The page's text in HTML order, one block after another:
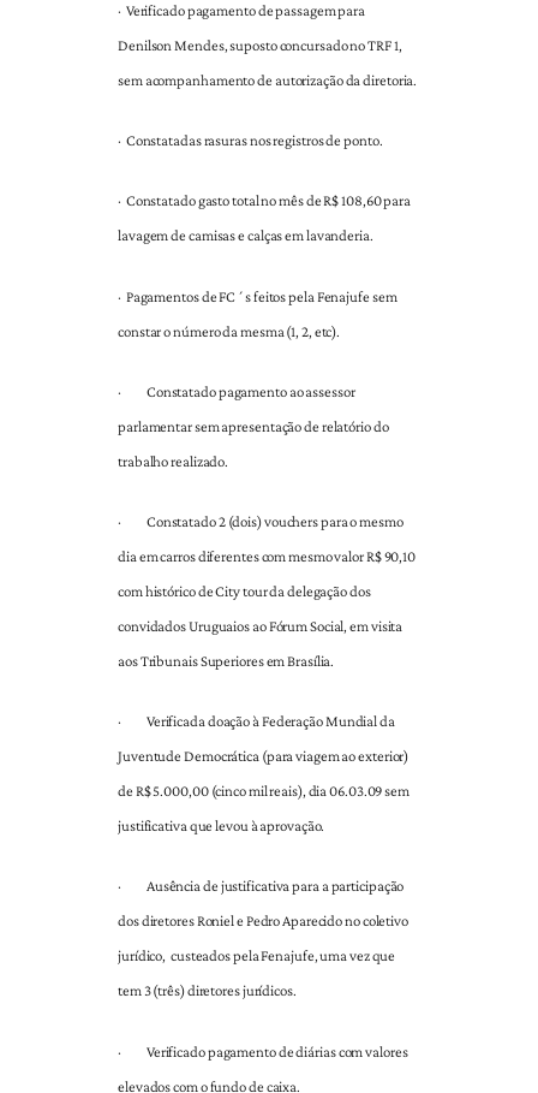
· Verificado pagamento de passagem para
Denilson Mendes, suposto concursado no TRF 1,
sem acompanhamento de autorização da diretoria.
· Constatadas rasuras nos registros de ponto.
· Constatado gasto total no mês de R$ 108,60 para
lavagem de camisas e calças em lavanderia.
· Pagamentos de FC´s feitos pela Fenajufe sem
constar o número da mesma (1, 2, etc).
·
Constatado pagamento ao assessor
parlamentar sem apresentação de relatório do
trabalho realizado.
·
Constatado 2 (dois) vouchers para o mesmo
dia em carros diferentes com mesmo valor R$ 90,10
com histórico de City tour da delegação dos
convidados Uruguaios ao Fórum Social, em visita
aos Tribunais Superiores em Brasília.
·
Verificada doação à Federação Mundial da
Juventude Democrática (para viagem ao exterior)
de R$ 5.000,00 (cinco mil reais), dia 06.03.09 sem
justificativa que levou à aprovação.
·
Ausência de justificativa para a participação
dos diretores Roniel e Pedro Aparecido no coletivo
jurídico, custeados pela Fenajufe, uma vez que
tem 3 (três) diretores jurídicos.
·
Verificado pagamento de diárias com valores
elevados com o fundo de caixa.